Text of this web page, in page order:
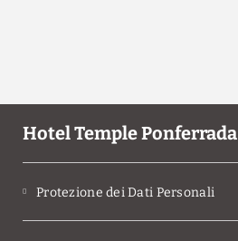
Hotel Temple Ponferrada
Protezione dei Dati Personali